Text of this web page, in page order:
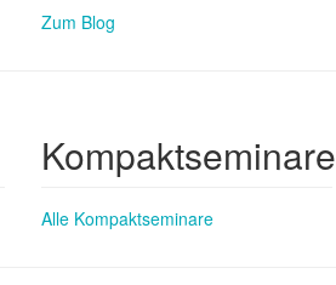
Zum Blog
Kompaktseminare
Alle Kompaktseminare